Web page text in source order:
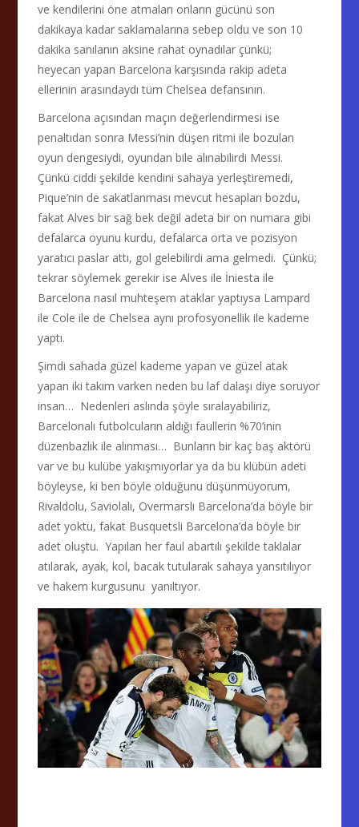
ve kendilerini öne atmaları onların gücünü son
dakikaya kadar saklamalarına sebep oldu ve son 10
dakika sanılanın aksine rahat oynadılar çünkü;
heyecan yapan Barcelona karşısında rakip adeta
ellerinin arasındaydı tüm Chelsea defansının.
Barcelona açısından maçın değerlendirmesi ise
penaltıdan sonra Messi’nin düşen ritmi ile bozulan
oyun dengesiydi, oyundan bile alınabilirdi Messi.
Çünkü ciddi şekilde kendini sahaya yerleştiremedi,
Pique’nin de sakatlanması mevcut hesapları bozdu,
fakat Alves bir sağ bek değil adeta bir on numara gibi
defalarca oyunu kurdu, defalarca orta ve pozisyon
yaratıcı paslar attı, gol gelebilirdi ama gelmedi. Çünkü;
tekrar söylemek gerekir ise Alves ile İniesta ile
Barcelona nasıl muhteşem ataklar yaptıysa Lampard
ile Cole ile de Chelsea aynı profosyonellik ile kademe
yaptı.
Şimdi sahada güzel kademe yapan ve güzel atak
yapan iki takım varken neden bu laf dalaşı diye soruyor
insan… Nedenleri aslında şöyle sıralayabiliriz,
Barcelonalı futbolcuların aldığı faullerin %70’inin
düzenbazlık ile alınması… Bunların bir kaç baş aktörü
var ve bu kulübe yakışmıyorlar ya da bu klübün adeti
böyleyse, ki ben böyle olduğunu düşünmüyorum,
Rivaldolu, Saviolalı, Overmarslı Barcelona’da böyle bir
adet yoktu, fakat Busquetsli Barcelona’da böyle bir
adet oluştu. Yapılan her faul abartılı şekilde taklalar
atılarak, ayak, kol, bacak tutularak sahaya yansıtılıyor
ve hakem kurgusunu yanıltıyor.